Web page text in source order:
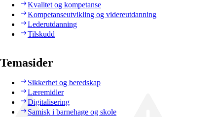
Kvalitet og kompetanse
Kompetanseutvikling og videreutdanning
Lederutdanning
Tilskudd
Temasider
Sikkerhet og beredskap
Læremidler
Digitalisering
Samisk i barnehage og skole